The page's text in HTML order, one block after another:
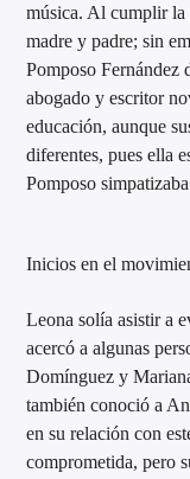
música. Al cumplir la
madre y padre; sin
Pomposo Fernández
abogado y escritor
educación, aunque
diferentes, pues ella
Pomposo
Inicios en el
Leona solía asistir a
acercó a algunas
Domínguez y
también conoció a
en su relación con
comprometida, pero